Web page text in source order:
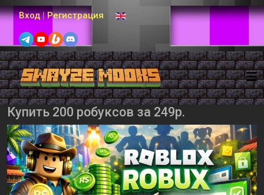
Вход | Регистрация Выберите язык
Купить 200 робуксов за 249р.